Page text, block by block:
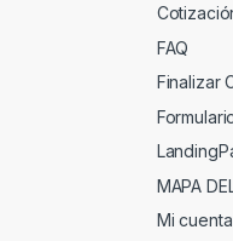
FAQ
Finalizar
MAPA
Mi